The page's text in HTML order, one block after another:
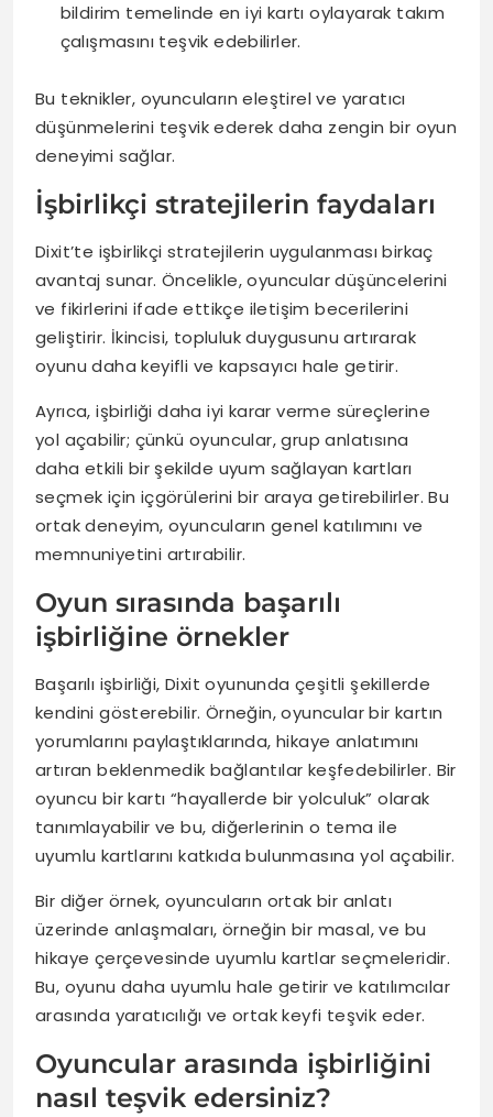
bildirim temelinde en iyi kartı oylayarak takım
çalışmasını teşvik edebilirler.
Bu teknikler, oyuncuların eleştirel ve yaratıcı
düşünmelerini teşvik ederek daha zengin bir oyun
deneyimi sağlar.
İşbirlikçi stratejilerin faydaları
Dixit’te işbirlikçi stratejilerin uygulanması birkaç
avantaj sunar. Öncelikle, oyuncular düşüncelerini
ve fikirlerini ifade ettikçe iletişim becerilerini
geliştirir. İkincisi, topluluk duygusunu artırarak
oyunu daha keyifli ve kapsayıcı hale getirir.
Ayrıca, işbirliği daha iyi karar verme süreçlerine
yol açabilir; çünkü oyuncular, grup anlatısına
daha etkili bir şekilde uyum sağlayan kartları
seçmek için içgörülerini bir araya getirebilirler. Bu
ortak deneyim, oyuncuların genel katılımını ve
memnuniyetini artırabilir.
Oyun sırasında başarılı
işbirliğine örnekler
Başarılı işbirliği, Dixit oyununda çeşitli şekillerde
kendini gösterebilir. Örneğin, oyuncular bir kartın
yorumlarını paylaştıklarında, hikaye anlatımını
artıran beklenmedik bağlantılar keşfedebilirler. Bir
oyuncu bir kartı “hayallerde bir yolculuk” olarak
tanımlayabilir ve bu, diğerlerinin o tema ile
uyumlu kartlarını katkıda bulunmasına yol açabilir.
Bir diğer örnek, oyuncuların ortak bir anlatı
üzerinde anlaşmaları, örneğin bir masal, ve bu
hikaye çerçevesinde uyumlu kartlar seçmeleridir.
Bu, oyunu daha uyumlu hale getirir ve katılımcılar
arasında yaratıcılığı ve ortak keyfi teşvik eder.
Oyuncular arasında işbirliğini
nasıl teşvik edersiniz?